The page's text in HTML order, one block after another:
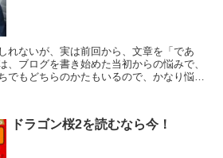
れないが、実は前回から、文章を「であ
、ブログを書き始めた当初からの悩みで、
でもどちらのかたもいるので、かなり悩ん
ドラゴン桜2を読むなら今！